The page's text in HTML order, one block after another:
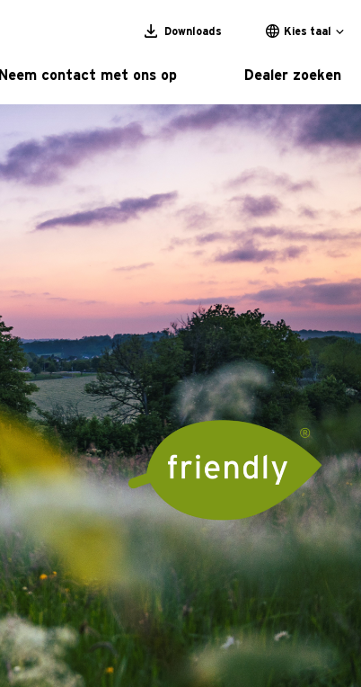
Downloads Kies taal
Neem contact met ons op Dealer zoeken